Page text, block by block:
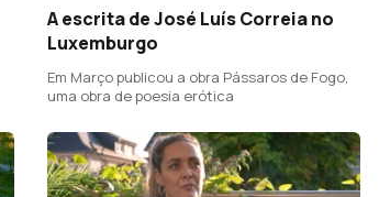
A escrita de José Luís Correia no
Luxemburgo
Em Março publicou a obra Pássaros de Fogo,
uma obra de poesia erótica